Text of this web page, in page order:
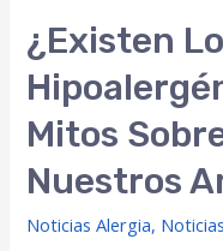
¿Existen
Mitos
Nuestros
Noticias Alergia,